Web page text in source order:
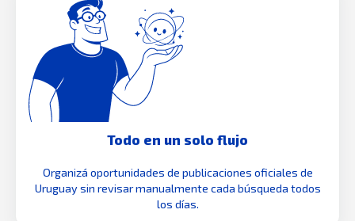
Todo en un solo flujo
Organizá oportunidades de publicaciones oficiales de
Uruguay sin revisar manualmente cada búsqueda todos
los días.